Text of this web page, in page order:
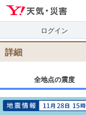
ログイン
詳細
全地点の震度